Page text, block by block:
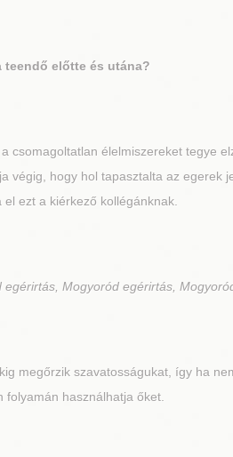
teendő előtte és utána?
csomagoltatlan élelmiszereket tegye
hogy hol tapasztalta az egerek
ezt a kiérkező kollégánknak.
Mogyoród egérirtás,
megőrzik szavatosságukat, így ha
használhatja őket.